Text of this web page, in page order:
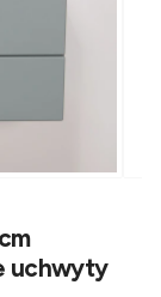
uchwyty